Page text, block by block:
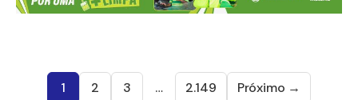
1 2 3 … 2.149 Próximo →